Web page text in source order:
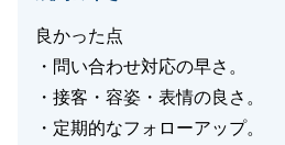
良かった点
・問い合わせ対応の早さ。
・接客・容姿・表情の良さ。
・定期的なフォローアップ。